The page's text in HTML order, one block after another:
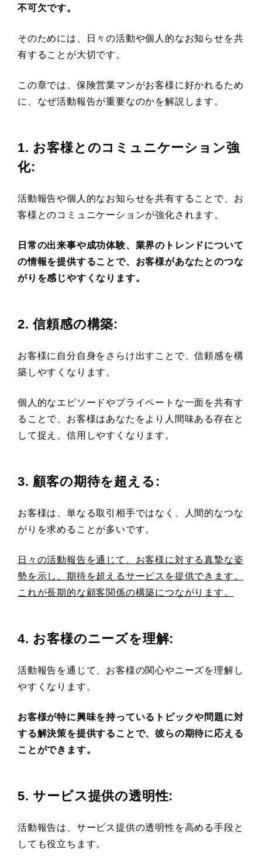
不可欠です。
そのためには、日々の活動や個人的なお知らせを共
有することが大切です。
この章では、保険営業マンがお客様に好かれるため
に、なぜ活動報告が重要なのかを解説します。
1. お客様とのコミュニケーション強
化:
活動報告や個人的なお知らせを共有することで、お
客様とのコミュニケーションが強化されます。
日常の出来事や成功体験、業界のトレンドについて
の情報を提供することで、お客様があなたとのつな
がりを感じやすくなります。
2. 信頼感の構築:
お客様に自分自身をさらけ出すことで、信頼感を構
築しやすくなります。
個人的なエピソードやプライベートな一面を共有す
ることで、お客様はあなたをより人間味ある存在と
して捉え、信用しやすくなります。
3. 顧客の期待を超える :
お客様は、単なる取引相手ではなく、人間的なつな
がりを求めることが多いです。
日々の活動報告を通じて、お客様に対する真摯な姿
勢を示し、期待を超えるサービスを提供できます。
これが長期的な顧客関係の構築につながります。
4. お客様のニーズを理解:
活動報告を通じて、お客様の関心やニーズを理解し
やすくなります。
お客様が特に興味を持っているトピックや問題に対
する解決策を提供することで、彼らの期待に応える
ことができます。
5. サービス提供の透明性:
活動報告は、サービス提供の透明性を高める手段と
しても役立ちます。